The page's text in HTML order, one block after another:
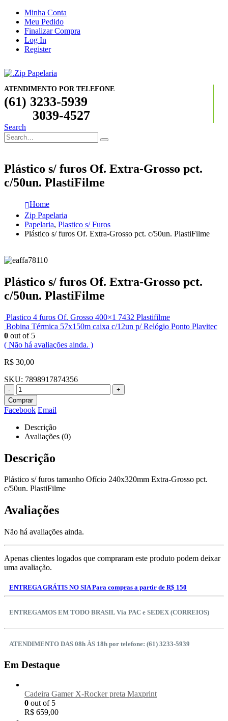
Minha Conta
Meu Pedido
Finalizar Compra
Log In
Register
ATENDIMENTO POR TELEFONE
(61) 3233-5939
3039-4527
Search
Plástico s/ furos Of. Extra-Grosso pct.
c/50un. PlastiFilme
Home
Zip Papelaria
Papelaria, Plastico s/ Furos
Plástico s/ furos Of. Extra-Grosso pct. c/50un. PlastiFilme
Plástico s/ furos Of. Extra-Grosso pct.
c/50un. PlastiFilme
Plastico 4 furos Of. Grosso 400×1 7432 Plastifilme
Bobina Térmica 57x150m caixa c/12un p/ Relógio Ponto Plavitec
0 out of 5
( Não há avaliações ainda. )
R$ 30,00
SKU: 7898917874356
-
+
Comprar
Facebook Email
Descrição
Avaliações (0)
Descrição
Plástico s/ furos tamanho Ofício 240x320mm Extra-Grosso pct.
c/50un. PlastiFilme
Avaliações
Não há avaliações ainda.
Apenas clientes logados que compraram este produto podem deixar
uma avaliação.
ENTREGA GRÁTIS NO SIA Para compras a partir de R$ 150
ENTREGAMOS EM TODO BRASIL Via PAC e SEDEX (CORREIOS)
ATENDIMENTO DAS 08h ÀS 18h por telefone: (61) 3233-5939
Em Destaque
Cadeira Gamer X-Rocker preta Maxprint
0 out of 5
R$ 659,00